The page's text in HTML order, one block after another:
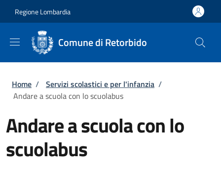
Regione Lombardia
Comune di Retorbido
Briciole di pane
Home / Servizi scolastici e per l'infanzia /
Andare a scuola con lo scuolabus
Andare a scuola con lo
scuolabus